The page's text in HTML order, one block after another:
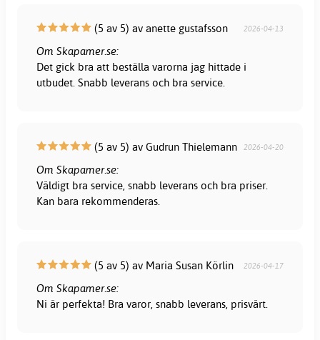
(5 av 5) av anette gustafsson 2026-04-13
Om Skapamer.se:
Det gick bra att beställa varorna jag hittade i
utbudet. Snabb leverans och bra service.
(5 av 5) av Gudrun Thielemann 2026-04-20
Om Skapamer.se:
Väldigt bra service, snabb leverans och bra priser.
Kan bara rekommenderas.
(5 av 5) av Maria Susan Körlin 2026-04-17
Om Skapamer.se:
Ni är perfekta! Bra varor, snabb leverans, prisvärt.